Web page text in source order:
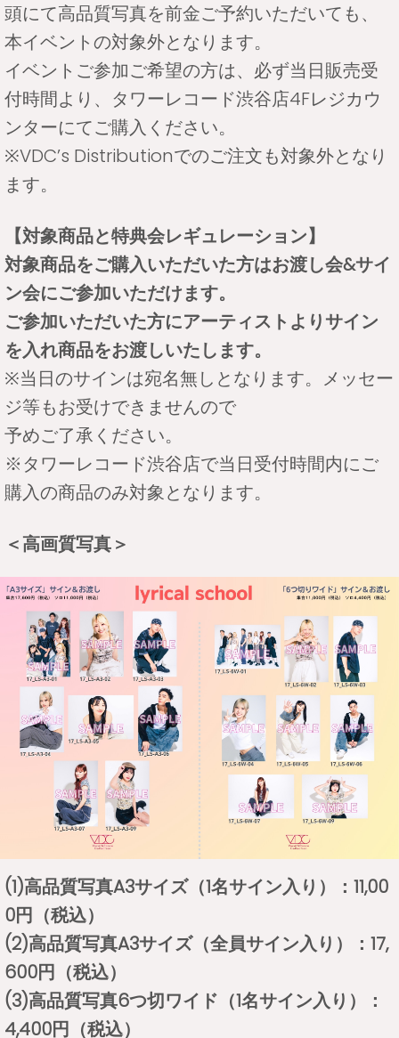
頭にて高品質写真を前金ご予約いただいても、
本イベントの対象外となります。
イベントご参加ご希望の方は、必ず当日販売受
付時間より、タワーレコード渋谷店4Fレジカウ
ンターにてご購入ください。
※VDC’s Distributionでのご注文も対象外となり
ます。
【対象商品と特典会レギュレーション】
対象商品をご購入いただいた方はお渡し会&サイ
ン会にご参加いただけます。
ご参加いただいた方にアーティストよりサイン
を入れ商品をお渡しいたします。
※当日のサインは宛名無しとなります。メッセー
ジ等もお受けできませんので
予めご了承ください。
※タワーレコード渋谷店で当日受付時間内にご
購入の商品のみ対象となります。
＜高画質写真＞
(1)高品質写真A3サイズ（1名サイン入り）：11,00
0円（税込）
(2)高品質写真A3サイズ（全員サイン入り）：17,
600円（税込）
(3)高品質写真6つ切ワイド（1名サイン入り）：
4,400円（税込）